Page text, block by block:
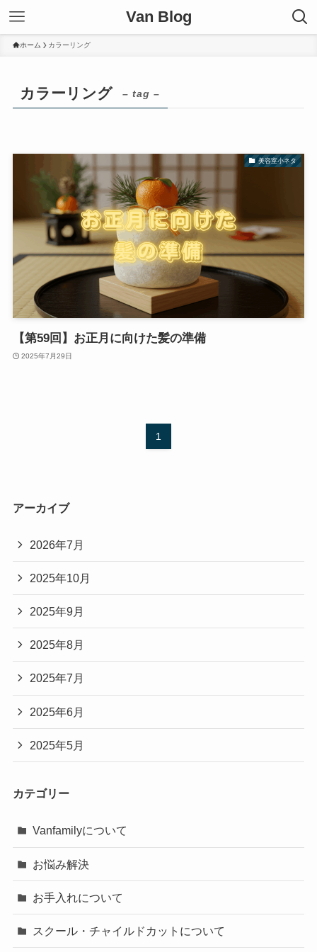
Van Blog
ホーム カラーリング
カラーリング – tag –
美容室小ネタ
【第59回】お正月に向けた髪の準備
2025年7月29日
1
アーカイブ
2026年7月
2025年10月
2025年9月
2025年8月
2025年7月
2025年6月
2025年5月
カテゴリー
Vanfamilyについて
お悩み解決
お手入れについて
スクール・チャイルドカットについて